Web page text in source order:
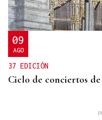
09
AGO
37 EDICIÓN
Ciclo de conciertos